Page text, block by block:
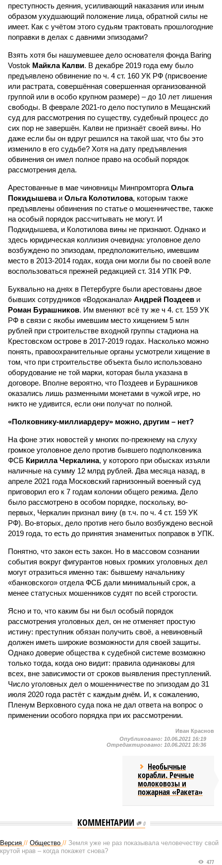
преступность деяния, усиливающий наказания или иным
образом ухудшающий положение лица, обратной силы не
имеет. Как с учётом этого судьям трактовать прошлогодние
поправки в делах с давними эпизодами?
Взять хотя бы нашумевшее дело основателя фонда Baring
Vostok Майкла Калви. В декабре 2019 года ему было
предъявлено обвинение по ч. 4 ст. 160 УК РФ (присвоение
или растрата, совершённая совершенная организованной
группой или в особо крупном размере) – до 10 лет лишения
свободы. В феврале 2021-го дело поступило в Мещанский
суд для рассмотрения по существу, судебный процесс до
сих пор не завершён. Калви не признаёт своей вины. Но
даже если бы он вдруг решился на такой шаг, что бы это
изменило в его судьбе? Хотя на дату предъявления
обвинения он имел полное право на особый порядок
рассмотрения дела.
Арестованные в мае чиновницы Минпромторга Ольга
Покидышеваи Ольга Колотилова, которым также
предъявлены обвинения по статье о мошенничестве, также
на особый порядок рассчитывать не могут. И
Подкидышева, и Колотилова вины не признают. Однако и
здесь юридическая коллизия очевидна: уголовное дело
возбуждено по эпизодам, предположительно, имевшим
место в 2013-2014 годах, когда они могли бы по своей воле
воспользоваться прежней редакцией ст. 314 УПК РФ.
Буквально на днях в Петербурге были арестованы двое
бывших сотрудников «Водоканала» Андрей Поздеев и
Роман Бурашников. Им вменяют всё ту же ч 4. ст. 159 УК
РФ в связи с якобы имевшим место хищением 5 млн
рублей при строительстве входной группы стадиона на
Крестовском острове в 2017-2019 годах. Насколько можно
понять, правоохранительные органы усмотрели хищение в
том, что при строительстве объекта было использовано
оборудование не той марки, которая была указана в
договоре. Вполне вероятно, что Поздеев и Бурашников
оказались лишь разменными монетами в чужой игре, но
никто не удивится, если они получат по полной.
«Полковнику-миллиардеру» можно, другим – нет?
На фоне этих новостей у многих по-прежнему на слуху
громкое уголовное дело против бывшего подполковника
ФСБ Кирилла Черкалина, у которого при обысках изъяли
наличные на сумму 12 млрд рублей. Два месяца назад, в
апреле 2021 года Московский гарнизонный военный суд
приговорил его к 7 годам колонии общего режима. Дело
было рассмотрено в особом порядке, поскольку, во-
первых, Черкалин признал вину (в т.ч. по ч. 4 ст. 159 УК
РФ). Во-вторых, дело против него было возбуждено весной
2019 года, то есть до принятия знаменитых поправок в УПК.
Понятно, что закон есть закон. Но в массовом сознании
события вокруг фигурантов новых громких уголовных дел
могут отразиться именно так: бывшему начальнику
«банковского» отдела ФСБ дали минимальный срок, а
менее статусных мошенников судят по всей строгости.
Ясно и то, что каким бы ни был особый порядок
рассмотрения уголовных дел, он не отменяет простую
истину: преступник обязан получить своё, а невиновный
должен иметь широкие возможности для своей защиты.
Однако доверие общества к судебной системе возможно
только тогда, когда оно видит: правила одинаковы для
всех, вне зависимости от сроков выявления преступлений.
Число уголовных дел о мошенничестве по эпизодам до 31
июля 2020 года растёт с каждым днём. И, к сожалению,
Пленум Верховного суда пока не дал ответа на вопрос о
применении особого порядка при их рассмотрении.
Иван Краснов
Опубликовано: 10.06.2021 16:19
Отредактировано: 10.06.2021 16:36
Необычные
корабли. Речные
молоковозы и
пожарная «Ракета»
КОММЕНТАРИИ 0
Версия // Общество // Земля уже не раз показывала человечеству свой
крутой нрав – когда покажет снова?
477